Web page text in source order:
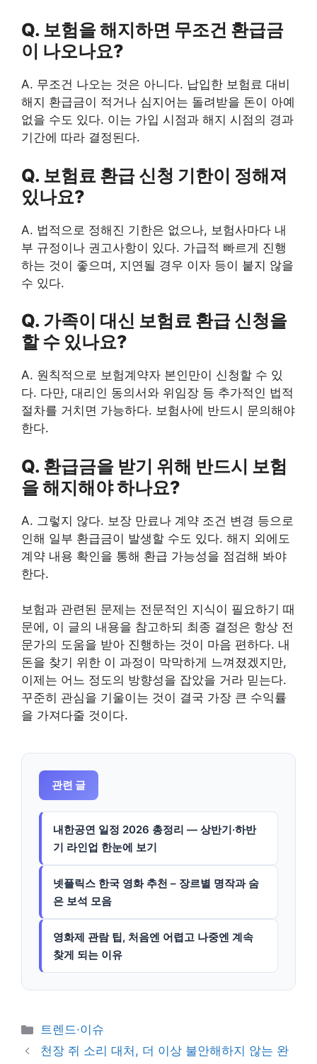
Q. 보험을 해지하면 무조건 환급금
이 나오나요?
A. 무조건 나오는 것은 아니다. 납입한 보험료 대비
해지 환급금이 적거나 심지어는 돌려받을 돈이 아예
없을 수도 있다. 이는 가입 시점과 해지 시점의 경과
기간에 따라 결정된다.
Q. 보험료 환급 신청 기한이 정해져
있나요?
A. 법적으로 정해진 기한은 없으나, 보험사마다 내
부 규정이나 권고사항이 있다. 가급적 빠르게 진행
하는 것이 좋으며, 지연될 경우 이자 등이 붙지 않을
수 있다.
Q. 가족이 대신 보험료 환급 신청을
할 수 있나요?
A. 원칙적으로 보험계약자 본인만이 신청할 수 있
다. 다만, 대리인 동의서와 위임장 등 추가적인 법적
절차를 거치면 가능하다. 보험사에 반드시 문의해야
한다.
Q. 환급금을 받기 위해 반드시 보험
을 해지해야 하나요?
A. 그렇지 않다. 보장 만료나 계약 조건 변경 등으로
인해 일부 환급금이 발생할 수도 있다. 해지 외에도
계약 내용 확인을 통해 환급 가능성을 점검해 봐야
한다.
보험과 관련된 문제는 전문적인 지식이 필요하기 때
문에, 이 글의 내용을 참고하되 최종 결정은 항상 전
문가의 도움을 받아 진행하는 것이 마음 편하다. 내
돈을 찾기 위한 이 과정이 막막하게 느껴졌겠지만,
이제는 어느 정도의 방향성을 잡았을 거라 믿는다.
꾸준히 관심을 기울이는 것이 결국 가장 큰 수익률
을 가져다줄 것이다.
관련 글
내한공연 일정 2026 총정리 — 상반기·하반
기 라인업 한눈에 보기
넷플릭스 한국 영화 추천 – 장르별 명작과 숨
은 보석 모음
영화제 관람 팁, 처음엔 어렵고 나중엔 계속
찾게 되는 이유
카
테
트렌드·이슈
천장 쥐 소리 대처, 더 이상 불안해하지 않는 완